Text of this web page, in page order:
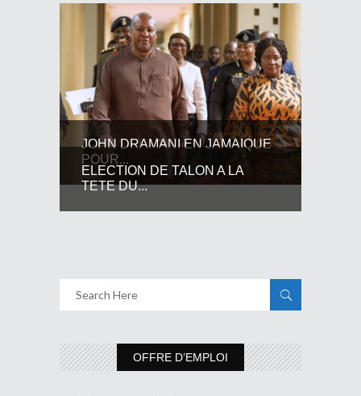
JOHN DRAMANI EN JAMAIQUE
POUR...
ELECTION DE TALON A LA
TETE DU...
OFFRE D’EMPLOI